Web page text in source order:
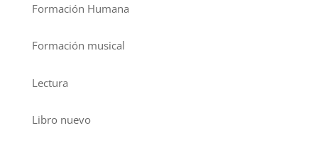
Formación Humana
Formación musical
Lectura
Libro nuevo